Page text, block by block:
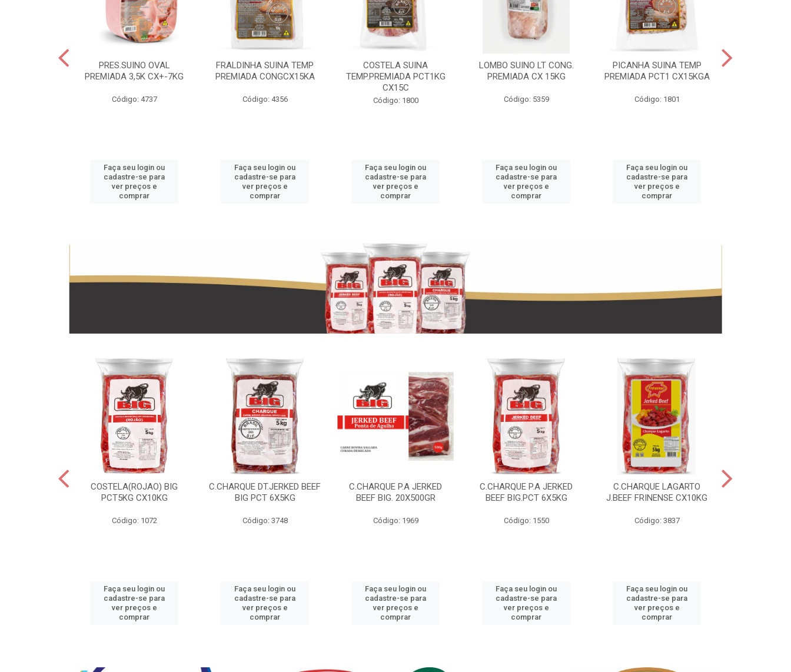
PRES.SUINO OVAL
PREMIADA 3,5K CX+-7KG
Código: 4737
Faça seu login ou
cadastre-se para
ver preços e
comprar
FRALDINHA SUINA TEMP
PREMIADA CONGCX15KA
Código: 4356
Faça seu login ou
cadastre-se para
ver preços e
comprar
COSTELA SUINA
TEMP.PREMIADA PCT1KG
CX15C
Código: 1800
Faça seu login ou
cadastre-se para
ver preços e
comprar
LOMBO SUINO LT CONG.
PREMIADA CX 15KG
Código: 5359
Faça seu login ou
cadastre-se para
ver preços e
comprar
PICANHA SUINA TEMP
PREMIADA PCT1 CX15KGA
Código: 1801
Faça seu login ou
cadastre-se para
ver preços e
comprar
COSTELA(ROJAO) BIG
PCT5KG CX10KG
Código: 1072
Faça seu login ou
cadastre-se para
ver preços e
comprar
C.CHARQUE DT.JERKED BEEF
BIG PCT 6X5KG
Código: 3748
Faça seu login ou
cadastre-se para
ver preços e
comprar
C.CHARQUE P.A JERKED
BEEF BIG. 20X500GR
Código: 1969
Faça seu login ou
cadastre-se para
ver preços e
comprar
C.CHARQUE P.A JERKED
BEEF BIG.PCT 6X5KG
Código: 1550
Faça seu login ou
cadastre-se para
ver preços e
comprar
C.CHARQUE LAGARTO
J.BEEF FRINENSE CX10KG
Código: 3837
Faça seu login ou
cadastre-se para
ver preços e
comprar